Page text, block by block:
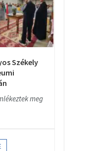
Székely
meg